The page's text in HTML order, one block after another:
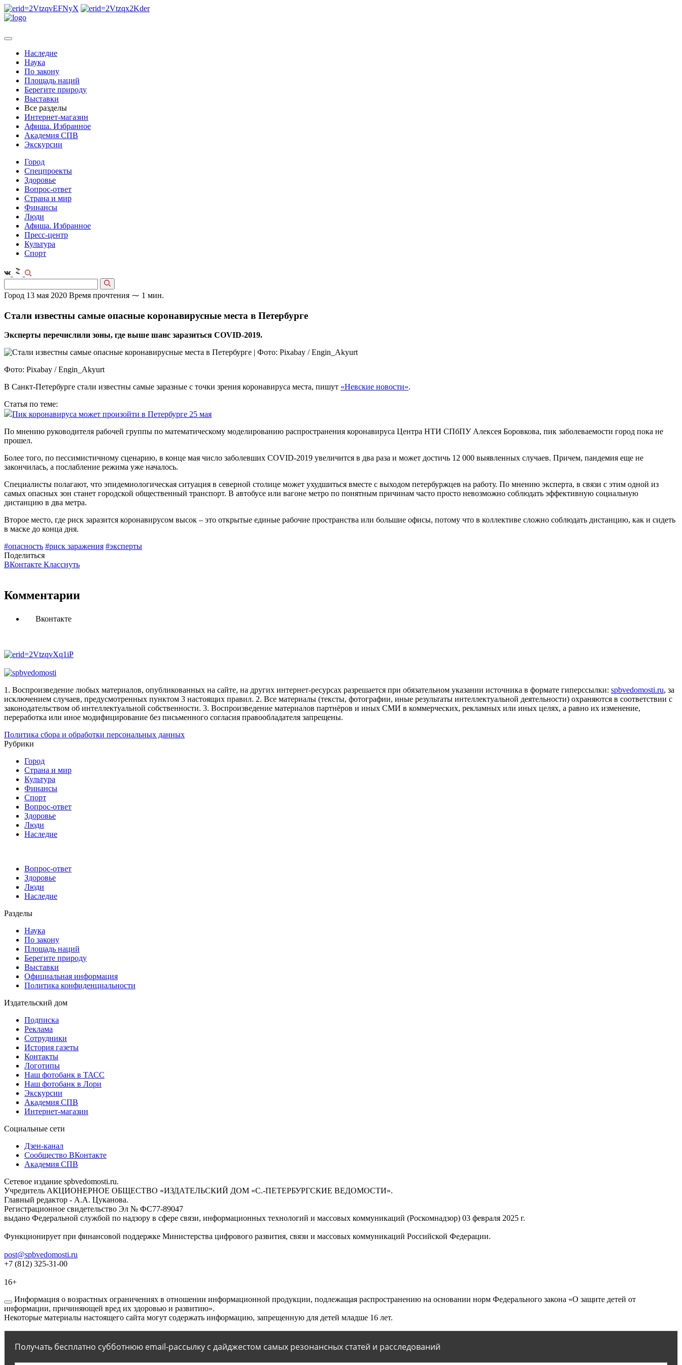
Наследие
Наука
По закону
Площадь наций
Берегите природу
Выставки
Все разделы
Интернет-магазин
Афиша. Избранное
Академия СПВ
Экскурсии
Город
Спецпроекты
Здоровье
Вопрос-ответ
Страна и мир
Финансы
Люди
Афиша. Избранное
Пресс-центр
Культура
Спорт
Город 13 мая 2020 Время прочтения ⁓ 1 мин.
Стали известны самые опасные коронавирусные места в Петербурге
Эксперты перечислили зоны, где выше шанс заразиться COVID-2019.
Фото: Pixabay / Engin_Akyurt
В Санкт-Петербурге стали известны самые заразные с точки зрения коронавируса места, пишут «Невские новости».
Статья по теме:
Пик коронавируса может произойти в Петербурге 25 мая
По мнению руководителя рабочей группы по математическому моделированию распространения коронавируса Центра НТИ СПбПУ Алексея Боровкова, пик заболеваемости город пока не
прошел.
Более того, по пессимистичному сценарию, в конце мая число заболевших COVID-2019 увеличится в два раза и может достичь 12 000 выявленных случаев. Причем, пандемия еще не
закончилась, а послабление режима уже началось.
Специалисты полагают, что эпидемиологическая ситуация в северной столице может ухудшиться вместе с выходом петербуржцев на работу. По мнению эксперта, в связи с этим одной из
самых опасных зон станет городской общественный транспорт. В автобусе или вагоне метро по понятным причинам часто просто невозможно соблюдать эффективную социальную
дистанцию в два метра.
Второе место, где риск заразится коронавирусом высок – это открытые единые рабочие пространства или большие офисы, потому что в коллективе сложно соблюдать дистанцию, как и сидеть
в маске до конца дня.
#опасность #риск заражения #эксперты
Поделиться
ВКонтакте Класснуть
Комментарии
Вконтакте
1. Воспроизведение любых материалов, опубликованных на сайте, на других интернет-ресурсах разрешается при обязательном указании источника в формате гиперссылки: spbvedomosti.ru, за
исключением случаев, предусмотренных пунктом 3 настоящих правил. 2. Все материалы (тексты, фотографии, иные результаты интеллектуальной деятельности) охраняются в соответствии с
законодательством об интеллектуальной собственности. 3. Воспроизведение материалов партнёров и иных СМИ в коммерческих, рекламных или иных целях, а равно их изменение,
переработка или иное модифицирование без письменного согласия правообладателя запрещены.
Политика сбора и обработки персональных данных
Рубрики
Город
Страна и мир
Культура
Финансы
Спорт
Вопрос-ответ
Здоровье
Люди
Наследие
Вопрос-ответ
Здоровье
Люди
Наследие
Разделы
Наука
По закону
Площадь наций
Берегите природу
Выставки
Официальная информация
Политика конфиденциальности
Издательский дом
Подписка
Реклама
Сотрудники
История газеты
Контакты
Логотипы
Наш фотобанк в ТАСС
Наш фотобанк в Лори
Экскурсии
Академия СПВ
Интернет-магазин
Социальные сети
Дзен-канал
Сообщество ВКонтакте
Академия СПВ
Сетевое издание spbvedomosti.ru.
Учредитель АКЦИОНЕРНОЕ ОБЩЕСТВО «ИЗДАТЕЛЬСКИЙ ДОМ «С.-ПЕТЕРБУРГСКИЕ ВЕДОМОСТИ».
Главный редактор - А.А. Цуканова.
Регистрационное свидетельство Эл № ФС77-89047
выдано Федеральной службой по надзору в сфере связи, информационных технологий и массовых коммуникаций (Роскомнадзор) 03 февраля 2025 г.
Функционирует при финансовой поддержке Министерства цифрового развития, связи и массовых коммуникаций Российской Федерации.
post@spbvedomosti.ru
+7 (812) 325-31-00
16+
Информация о возрастных ограничениях в отношении информационной продукции, подлежащая распространению на основании норм Федерального закона «О защите детей от
информации, причиняющей вред их здоровью и развитию».
Некоторые материалы настоящего сайта могут содержать информацию, запрещенную для детей младше 16 лет.
Получать бесплатно субботнюю email-рассылку с дайджестом самых резонансных статей и расследований